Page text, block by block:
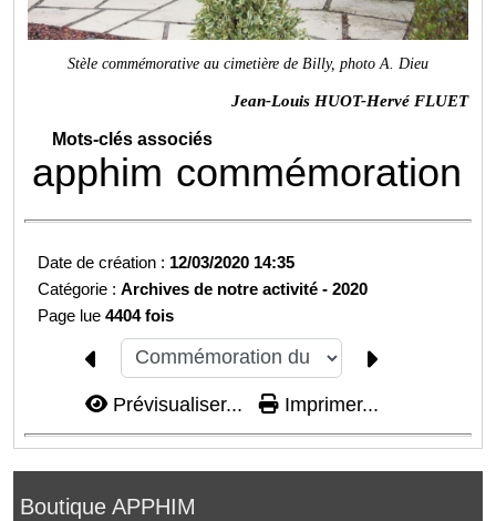
Boutique APPHIM
Stèle commémorative au cimetière de Billy, photo A. Dieu
Jean-Louis HUOT-Hervé FLUET
Mots-clés associés
apphim commémoration
Date de création : 12/03/2020 14:35
Catégorie :Archives de notre activité -2020
Page lue4404 fois
Prévisualiser... Imprimer...